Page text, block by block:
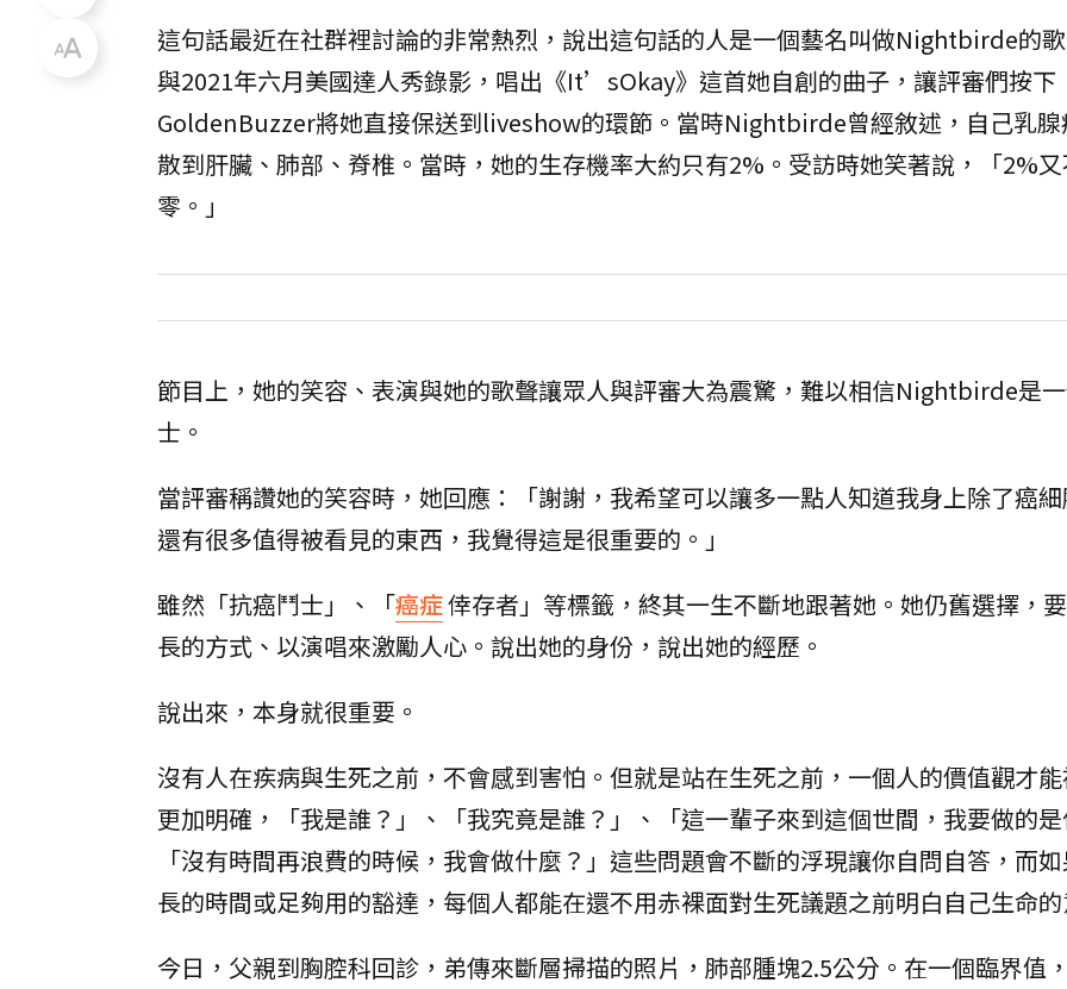
這句話最近在社群裡討論的非常熱烈，說出這句話的人是一個藝名叫做Nightbirde的
與2021年六月美國達人秀錄影，唱出《It’sOkay》這首她自創的曲子，讓評審們按下
GoldenBuzzer將她直接保送到liveshow的環節。當時Nightbirde曾經敘述，自己乳腺
散到肝臟、肺部、脊椎。當時，她的生存機率大約只有2%。受訪時她笑著說，「2%
零。」
節目上，她的笑容、表演與她的歌聲讓眾人與評審大為震驚，難以相信Nightbirde是
士。
當評審稱讚她的笑容時，她回應：「謝謝，我希望可以讓多一點人知道我身上除了癌
還有很多值得被看見的東西，我覺得這是很重要的。」
雖然「抗癌鬥士」、「癌症倖存者」等標籤，終其一生不斷地跟著她。她仍舊選擇，
長的方式、以演唱來激勵人心。說出她的身份，說出她的經歷。
說出來，本身就很重要。
沒有人在疾病與生死之前，不會感到害怕。但就是站在生死之前，一個人的價值觀才
更加明確，「我是誰？」、「我究竟是誰？」、「這一輩子來到這個世間，我要做的
「沒有時間再浪費的時候，我會做什麼？」這些問題會不斷的浮現讓你自問自答，而
長的時間或足夠用的豁達，每個人都能在還不用赤裸面對生死議題之前明白自己生命
今日，父親到胸腔科回診，弟傳來斷層掃描的照片，肺部腫塊2.5公分。在一個臨界值